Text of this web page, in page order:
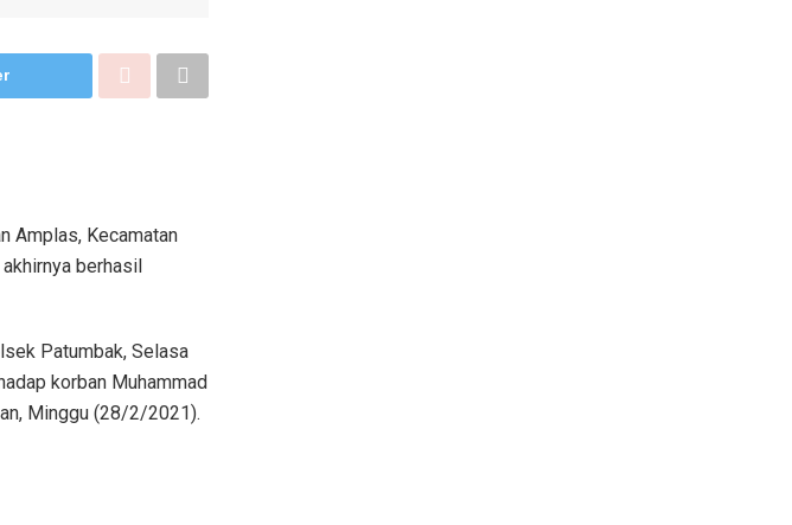
Amplas, Kecamatan
berhasil
Patumbak, Selasa
korban Muhammad
Minggu (28/2/2021).